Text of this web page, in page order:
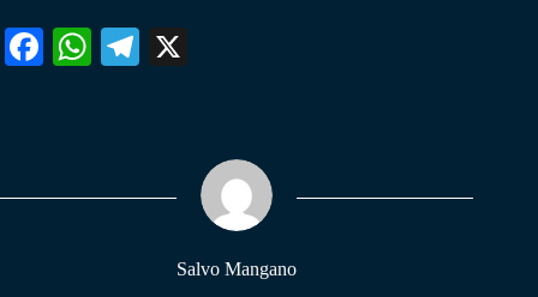
Fa W
pp
Te
m
Salvo Mangano